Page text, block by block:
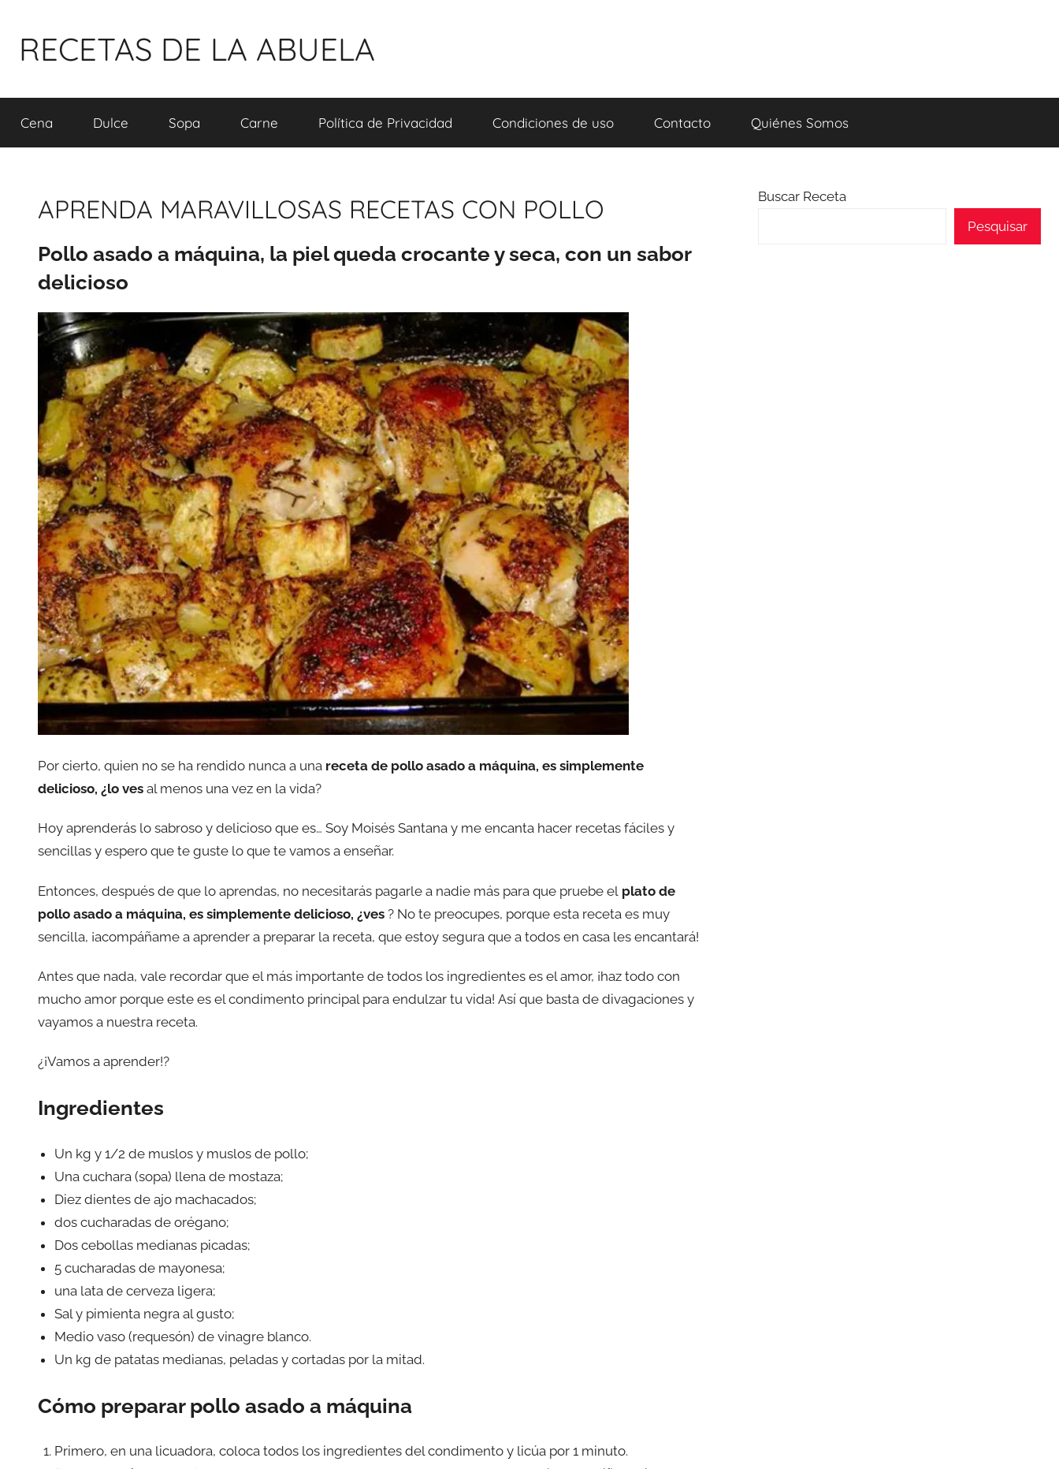
RECETAS DE LA ABUELA
Cena Dulce Sopa Carne Política de Privacidad Condiciones de uso Contacto Quiénes Somos
APRENDA MARAVILLOSAS RECETAS CON POLLO
Pollo asado a máquina, la piel queda crocante y seca, con un sabor
delicioso
Por cierto, quien no se ha rendido nunca a una receta de pollo asado a máquina, es simplemente
delicioso, ¿lo ves al menos una vez en la vida?
Hoy aprenderás lo sabroso y delicioso que es… Soy Moisés Santana y me encanta hacer recetas fáciles y
sencillas y espero que te guste lo que te vamos a enseñar.
Entonces, después de que lo aprendas, no necesitarás pagarle a nadie más para que pruebe el plato de
pollo asado a máquina, es simplemente delicioso, ¿ves ? No te preocupes, porque esta receta es muy
sencilla, ¡acompáñame a aprender a preparar la receta, que estoy segura que a todos en casa les encantará!
Antes que nada, vale recordar que el más importante de todos los ingredientes es el amor, ¡haz todo con
mucho amor porque este es el condimento principal para endulzar tu vida! Así que basta de divagaciones y
vayamos a nuestra receta.
¿¡Vamos a aprender!?
Ingredientes
Un kg y 1/2 de muslos y muslos de pollo;
Una cuchara (sopa) llena de mostaza;
Diez dientes de ajo machacados;
dos cucharadas de orégano;
Dos cebollas medianas picadas;
5 cucharadas de mayonesa;
una lata de cerveza ligera;
Sal y pimienta negra al gusto;
Medio vaso (requesón) de vinagre blanco.
Un kg de patatas medianas, peladas y cortadas por la mitad.
Cómo preparar pollo asado a máquina
Primero, en una licuadora, coloca todos los ingredientes del condimento y licúa por 1 minuto.
Buscar Receta
Pesquisar